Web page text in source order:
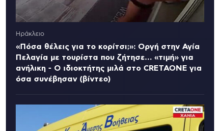
Ηράκλειο
«Πόσα θέλεις για το κορίτσι;»: Οργή στην Αγία
Πελαγία με τουρίστα που ζήτησε… «τιμή» για
ανήλικη - Ο ιδιοκτήτης μιλά στο CRETAONE για
όσα συνέβησαν (βίντεο)